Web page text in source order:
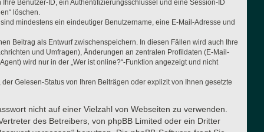
Benutzer-ID, ein Authentifizierungsschlüssel und eine Session-ID
löschen.
mindestens ein eindeutiger Benutzername, eine E-Mail-Adresse und
Beitrag als Entwurf zwischenspeichern. In diesen Fällen wird auch Ihre
und Umfragen), Änderungen an zentralen Profildaten (E-Mail-
wird nur in der „Wer ist online?“-Funktion angezeigt und nicht
Gelesen-Status von Ihren Beiträgen oder explizit von Ihnen gesetzte
nicht auf einer Vielzahl von Webseiten zu verwenden.
des Betreibers, von phpBB Limited oder ein Dritter